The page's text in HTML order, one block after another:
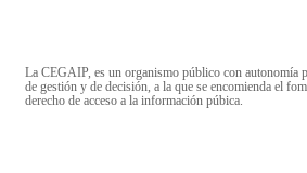
La CEGAIP, es un organismo público con autonomía
de gestión y de decisión, a la que se encomienda el
derecho de acceso a la información púbica.